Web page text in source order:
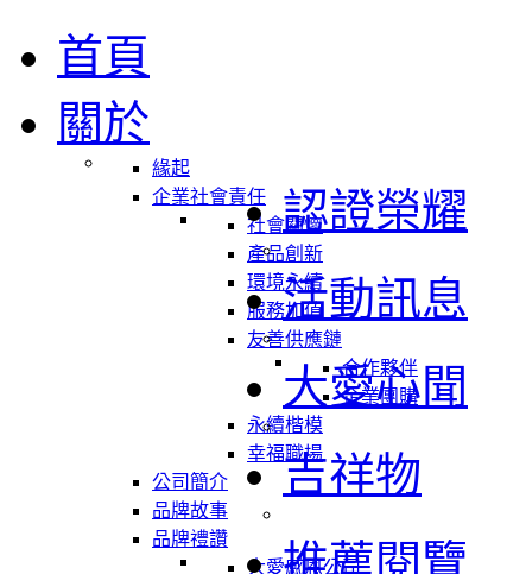
首頁
關於
緣起
企業社會責任
社會關懷
產品創新
環境永續
服務加值
友善供應鏈
合作夥伴
企業團購
永續楷模
幸福職場
公司簡介
品牌故事
品牌禮讚
大愛感恩公司
認證榮耀
活動訊息
大愛心聞
吉祥物
推薦閱覽